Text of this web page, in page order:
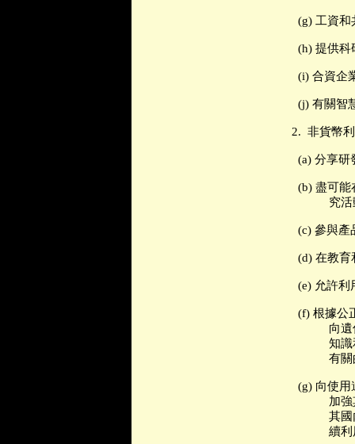
(g) 工資和
(h) 提供科
(i) 合資企
(j) 有關智
2. 非貨幣
(a) 分享研
(b) 盡可能
究
(c) 參與產
(d) 在教育
(e) 允許利
(f) 根據公
向
知
有
(g) 向使用
加
其
續